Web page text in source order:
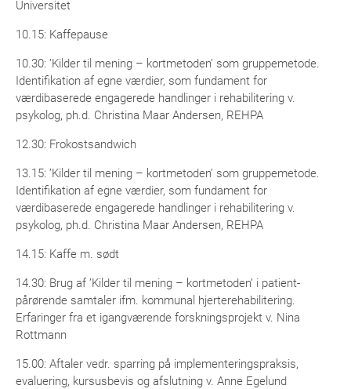
Universitet
10.15: Kaffepause
10.30: ’Kilder til mening – kortmetoden’ som gruppemetode.
Identifikation af egne værdier, som fundament for
værdibaserede engagerede handlinger i rehabilitering v.
psykolog, ph.d. Christina Maar Andersen, REHPA
12.30: Frokostsandwich
13.15: ’Kilder til mening – kortmetoden’ som gruppemetode.
Identifikation af egne værdier, som fundament for
værdibaserede engagerede handlinger i rehabilitering v.
psykolog, ph.d. Christina Maar Andersen, REHPA
14.15: Kaffe m. sødt
14.30: Brug af ’Kilder til mening – kortmetoden’ i patient-
pårørende samtaler ifm. kommunal hjerterehabilitering.
Erfaringer fra et igangværende forskningsprojekt v. Nina
Rottmann
15.00: Aftaler vedr. sparring på implementeringspraksis,
evaluering, kursusbevis og afslutning v. Anne Egelund